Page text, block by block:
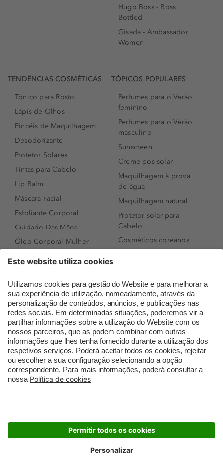
Hugo Boss - Boss
Bottled
Gisada - Ambassador
Women
TENDÊNCIAS COSMÉTICAS
Tónico para Rosto
Lápis de Olhos
Pincéis de Maquilhagem
Desodorizante
Protetor Solares
Tintas para Cabelo
Lip Balm
Máscara Facial
Esfoliante Corporal
Cuidado Das Mãos
Óleo Corporal Mulher
Sérum de Rosto
Body mist & Spray
corporal
Produtos para Cabelo
Homem
Espuma de Limpeza
Facial
Dermocosmética
TÓPICOS POPULARES
Perfumes para o Verão
feminino
Perfumes para o Verão
masculino
Sunscreen
Creme pós-solar
Maquilhagem à prova
de água
Maquilhagem natural
Protetor solar para
Cabelo
Cosméticos coreanos
Perfumes árabes
Novidades
Melhores Perfumes
Femininos
TOP 10: Perfumes
Masculinos
Pestanas Postiças
Creme Rosto Homem
Embalagens Sustentáveis